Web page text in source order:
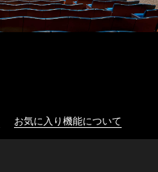
お気に入り機能について